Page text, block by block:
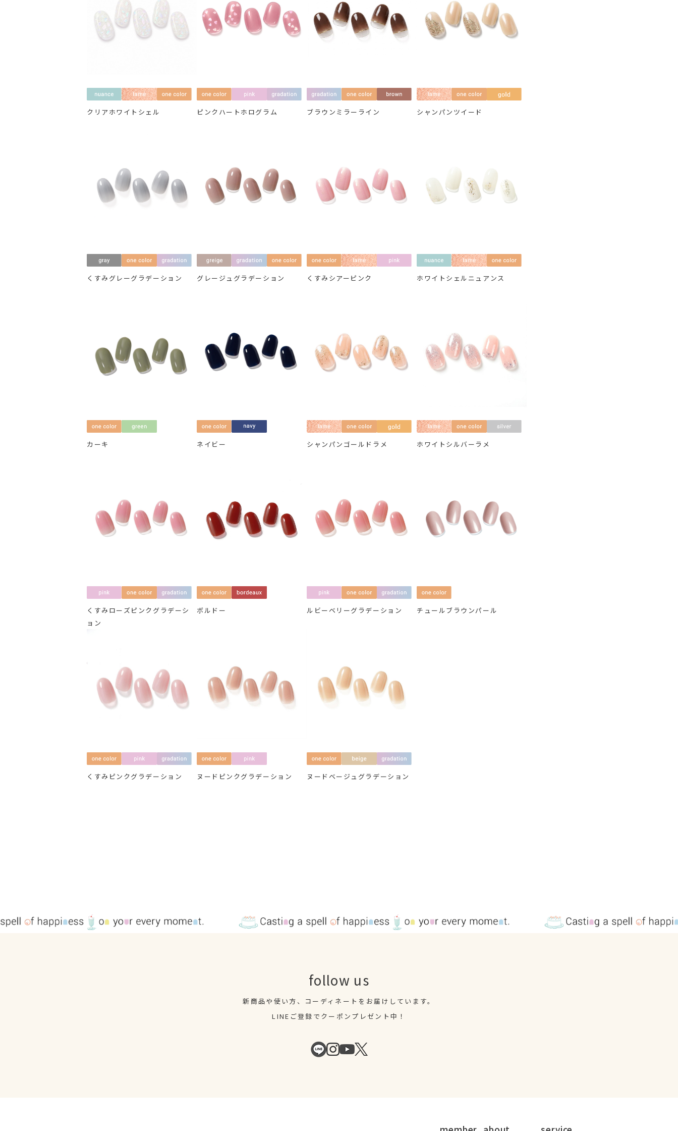
クリアホワイトシェル ピンクハートホログラム ブラウンミラーライン シャンパンツイード
くすみグレーグラデーション グレージュグラデーション くすみシアーピンク ホワイトシェルニュアンス
カーキ ネイビー シャンパンゴールドラメ ホワイトシルバーラメ
くすみローズピンクグラデーシ
ョン
ボルドー ルビーベリーグラデーション チュールブラウンパール
くすみピンクグラデーション ヌードピンクグラデーション ヌードベージュグラデーション
follow us
新商品や使い方、コーディネートを お届けしています。
LINEご登録でクーポンプレゼント中！